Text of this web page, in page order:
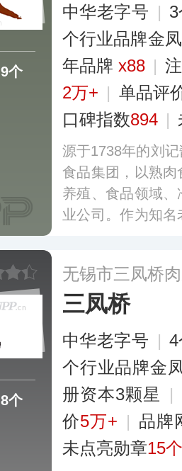
9个
中华老字号 |
个行业品牌金
年品牌 x88 |
2万+ | 单品评
口碑指数894 |
源于1738年的刘
食品集团，以熟
养殖、食品领域
业公司。作为知
汁传百年，慈禧腰
8个
无锡市三凤桥
三凤桥
中华老字号 |
个行业品牌金
册资本3颗星
|
价5万+ | 品牌
未点亮勋章15个